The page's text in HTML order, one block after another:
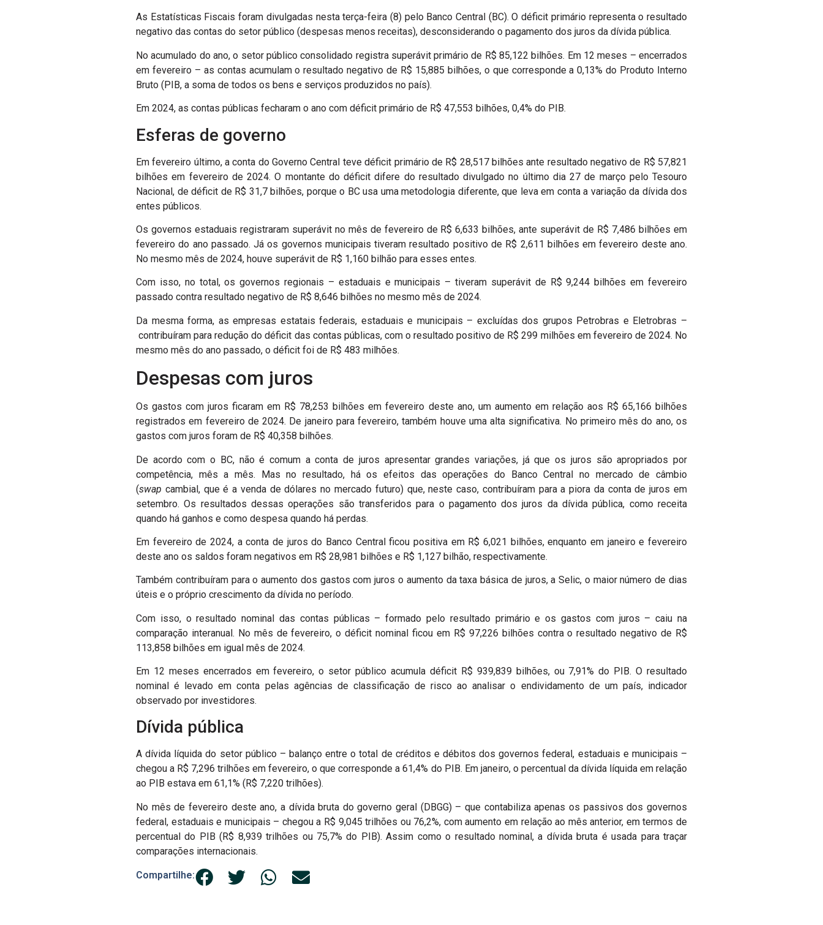
As Estatísticas Fiscais foram divulgadas nesta terça-feira (8) pelo Banco Central (BC). O déficit primário representa o resultado
negativo das contas do setor público (despesas menos receitas), desconsiderando o pagamento dos juros da dívida pública.
No acumulado do ano, o setor público consolidado registra superávit primário de R$ 85,122 bilhões. Em 12 meses – encerrados
em fevereiro – as contas acumulam o resultado negativo de R$ 15,885 bilhões, o que corresponde a 0,13% do Produto Interno
Bruto (PIB, a soma de todos os bens e serviços produzidos no país).
Em 2024, as contas públicas fecharam o ano com déficit primário de R$ 47,553 bilhões, 0,4% do PIB.
Esferas de governo
Em fevereiro último, a conta do Governo Central teve déficit primário de R$ 28,517 bilhões ante resultado negativo de R$ 57,821
bilhões em fevereiro de 2024. O montante do déficit difere do resultado divulgado no último dia 27 de março pelo Tesouro
Nacional, de déficit de R$ 31,7 bilhões, porque o BC usa uma metodologia diferente, que leva em conta a variação da dívida dos
entes públicos.
Os governos estaduais registraram superávit no mês de fevereiro de R$ 6,633 bilhões, ante superávit de R$ 7,486 bilhões em
fevereiro do ano passado. Já os governos municipais tiveram resultado positivo de R$ 2,611 bilhões em fevereiro deste ano.
No mesmo mês de 2024, houve superávit de R$ 1,160 bilhão para esses entes.
Com isso, no total, os governos regionais – estaduais e municipais – tiveram superávit de R$ 9,244 bilhões em fevereiro
passado contra resultado negativo de R$ 8,646 bilhões no mesmo mês de 2024.
Da mesma forma, as empresas estatais federais, estaduais e municipais – excluídas dos grupos Petrobras e Eletrobras –
contribuíram para redução do déficit das contas públicas, com o resultado positivo de R$ 299 milhões em fevereiro de 2024. No
mesmo mês do ano passado, o déficit foi de R$ 483 milhões.
Despesas com juros
Os gastos com juros ficaram em R$ 78,253 bilhões em fevereiro deste ano, um aumento em relação aos R$ 65,166 bilhões
registrados em fevereiro de 2024. De janeiro para fevereiro, também houve uma alta significativa. No primeiro mês do ano, os
gastos com juros foram de R$ 40,358 bilhões.
De acordo com o BC, não é comum a conta de juros apresentar grandes variações, já que os juros são apropriados por
competência, mês a mês. Mas no resultado, há os efeitos das operações do Banco Central no mercado de câmbio
(swap cambial, que é a venda de dólares no mercado futuro) que, neste caso, contribuíram para a piora da conta de juros em
setembro. Os resultados dessas operações são transferidos para o pagamento dos juros da dívida pública, como receita
quando há ganhos e como despesa quando há perdas.
Em fevereiro de 2024, a conta de juros do Banco Central ficou positiva em R$ 6,021 bilhões, enquanto em janeiro e fevereiro
deste ano os saldos foram negativos em R$ 28,981 bilhões e R$ 1,127 bilhão, respectivamente.
Também contribuíram para o aumento dos gastos com juros o aumento da taxa básica de juros, a Selic, o maior número de dias
úteis e o próprio crescimento da dívida no período.
Com isso, o resultado nominal das contas públicas – formado pelo resultado primário e os gastos com juros – caiu na
comparação interanual. No mês de fevereiro, o déficit nominal ficou em R$ 97,226 bilhões contra o resultado negativo de R$
113,858 bilhões em igual mês de 2024.
Em 12 meses encerrados em fevereiro, o setor público acumula déficit R$ 939,839 bilhões, ou 7,91% do PIB. O resultado
nominal é levado em conta pelas agências de classificação de risco ao analisar o endividamento de um país, indicador
observado por investidores.
Dívida pública
A dívida líquida do setor público – balanço entre o total de créditos e débitos dos governos federal, estaduais e municipais –
chegou a R$ 7,296 trilhões em fevereiro, o que corresponde a 61,4% do PIB. Em janeiro, o percentual da dívida líquida em relação
ao PIB estava em 61,1% (R$ 7,220 trilhões).
No mês de fevereiro deste ano, a dívida bruta do governo geral (DBGG) – que contabiliza apenas os passivos dos governos
federal, estaduais e municipais – chegou a R$ 9,045 trilhões ou 76,2%, com aumento em relação ao mês anterior, em termos de
percentual do PIB (R$ 8,939 trilhões ou 75,7% do PIB). Assim como o resultado nominal, a dívida bruta é usada para traçar
comparações internacionais.
Compartilhe: